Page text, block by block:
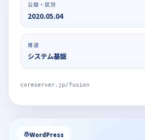
公開・区分
2020.05.04
用途
システム基盤
coreserver.jp/fusion
WordPress